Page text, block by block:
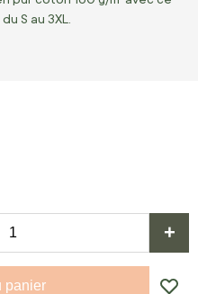
S au 3XL.
+
panier